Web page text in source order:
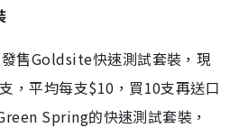
售Goldsite快速測試套裝，現
，平均每支$10，買10支再送口
Spring的快速測試套裝，